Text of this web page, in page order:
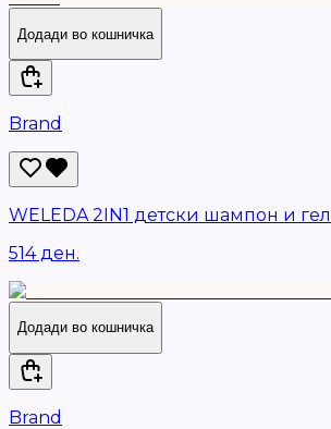
Додади во кошничка
Brand
WELEDA 2IN1 детски шампон и
514 ден.
Додади во кошничка
Brand